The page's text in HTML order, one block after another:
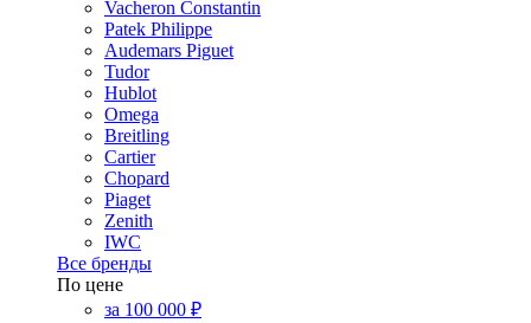
Vacheron Constantin
Patek Philippe
Audemars Piguet
Tudor
Hublot
Omega
Breitling
Cartier
Chopard
Piaget
Zenith
IWC
Все бренды
По цене
за 100 000 ₽